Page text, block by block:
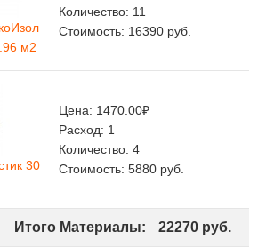
м2
Количество: 11
Стоимость: 16390 руб.
30
Цена: 1470.00₽
Расход: 1
Количество: 4
Стоимость: 5880 руб.
Итого Материалы: 22270 руб.